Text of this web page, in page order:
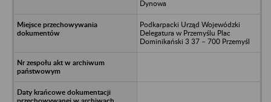
Dynowa
Podkarpacki Urząd Wojewódzki
Delegatura w Przemyślu Plac
Dominikański 3 37 – 700 Przemyśl